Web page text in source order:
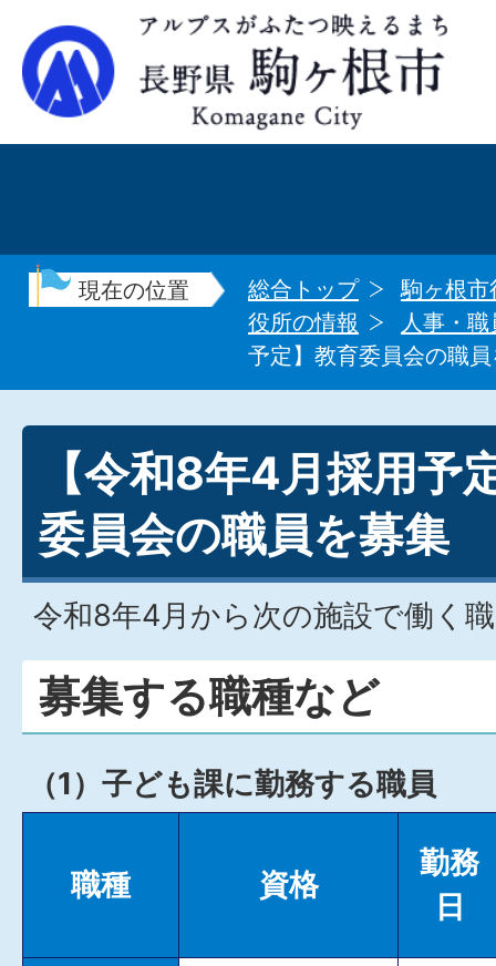
現在の位置 総合トップ
駒ヶ根市
役所の情報
人事・
予定】教育委員会の職
【令和8年4月採用予
委員会の職員を募集
令和8年4月から次の施設で働く
募集する職種など
（1）子ども課に勤務する職員
職種 資格
勤務
日